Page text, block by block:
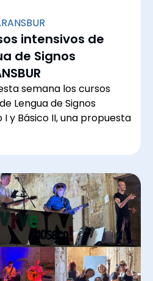
intensivos de
de Signos
semana los cursos
Lengua de Signos
I y Básico II, una propuesta